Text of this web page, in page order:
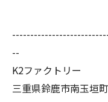
--
K2ファクトリー
三重県鈴鹿市南玉垣